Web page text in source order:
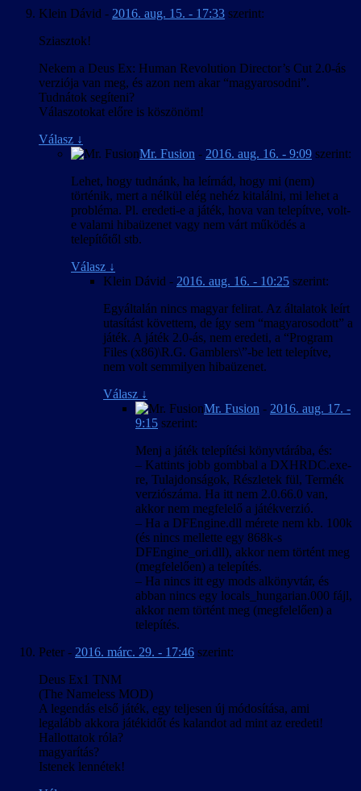
Klein Dávid - 2016. aug. 15. - 17:33 szerint:
Sziasztok!
Nekem a Deus Ex: Human Revolution Director’s Cut 2.0-ás
verziója van meg, és azon nem akar “magyarosodni”.
Tudnátok segíteni?
Válaszotokat előre is köszönöm!
Válasz ↓
Mr. Fusion - 2016. aug. 16. - 9:09 szerint:
Lehet, hogy tudnánk, ha leírnád, hogy mi (nem)
történik, mert a nélkül elég nehéz kitalálni, mi lehet a
probléma. Pl. eredeti-e a játék, hova van telepítve, volt-
e valami hibaüzenet vagy nem várt működés a
telepítőtől stb.
Válasz ↓
Klein Dávid - 2016. aug. 16. - 10:25 szerint:
Egyáltalán nincs magyar felirat. Az általatok leírt
utasítást követtem, de így sem “magyarosodott” a
játék. A játék 2.0-ás, nem eredeti, a “Program
Files (x86)\R.G. Gamblers\”-be lett telepítve,
nem volt semmilyen hibaüzenet.
Válasz ↓
Mr. Fusion - 2016. aug. 17. -
9:15 szerint:
Menj a játék telepítési könyvtárába, és:
– Kattints jobb gombbal a DXHRDC.exe-
re, Tulajdonságok, Részletek fül, Termék
verziószáma. Ha itt nem 2.0.66.0 van,
akkor nem megfelelő a játékverzió.
– Ha a DFEngine.dll mérete nem kb. 100k
(és nincs mellette egy 868k-s
DFEngine_ori.dll), akkor nem történt meg
(megfelelően) a telepítés.
– Ha nincs itt egy mods alkönyvtár, és
abban nincs egy locals_hungarian.000 fájl,
akkor nem történt meg (megfelelően) a
telepítés.
Peter - 2016. márc. 29. - 17:46 szerint:
Deus Ex1 TNM
(The Nameless MOD)
A legendás első játék, egy teljesen új módosítása, ami
legalább akkora játékidőt és kalandot ad mint az eredeti!
Hallottatok róla?
magyarítás?
Istenek lennétek!